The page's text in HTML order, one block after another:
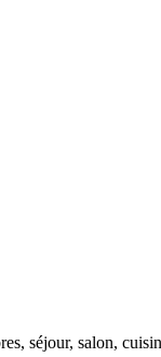
séjour, salon,